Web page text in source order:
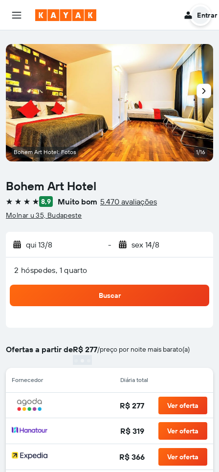
Entrar
Bohem Art Hotel
4 estrelas 8,9 Muito bom 5.470 avaliações
Molnar u 35, Budapeste
qui 13/8 - sex 14/8
2 hóspedes, 1 quarto
Buscar
Ofertas a partir deR$ 277/preço por noite mais barato(a)
Fornecedor Diária total
R$ 277 Ver oferta
R$ 319 Ver oferta
R$ 366 Ver oferta
Bohem Art Hotel: Fotos 1/16